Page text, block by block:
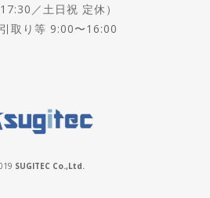
／土日祝 定休）
取り等 9:00〜16:00
SUGITEC Co.,Ltd.